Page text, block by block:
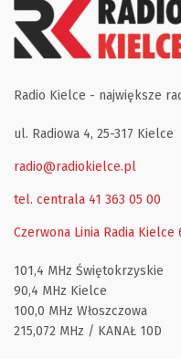
Radio Kielce - największe
ul. Radiowa 4, 25-317 Kielce
radio@radiokielce.pl
tel. centrala 41 363 05 00
Czerwona Linia Radia Kielce
101,4 MHz Świętokrzyskie
90,4 MHz Kielce
100,0 MHz Włoszczowa
215,072 MHz / KANAŁ 10D